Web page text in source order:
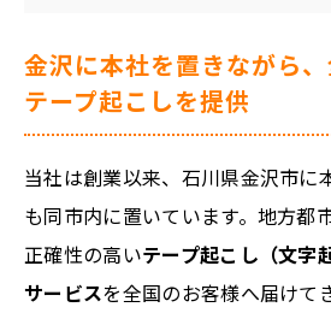
金沢に本社を置きながら
テープ起こしを提供
当社は創業以来、石川県金沢市に
も同市内に置いています。地方都
正確性の高いテープ起こし（文字
サービスを全国のお客様へ届けて